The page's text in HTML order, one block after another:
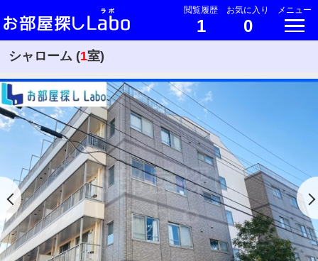
閲覧履歴
1
お気に入り
0
メニュー
シャローム (1室)